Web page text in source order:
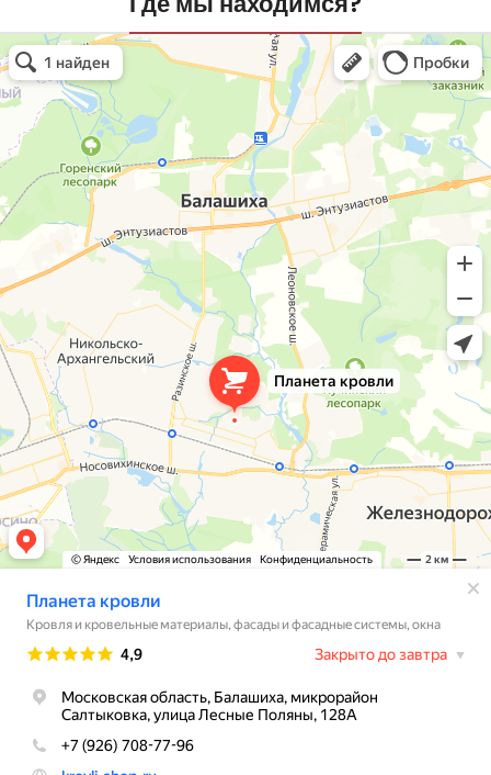
Планета кровли
Кровля и кровельные материалы в Балашихе
Окна в Балашихе